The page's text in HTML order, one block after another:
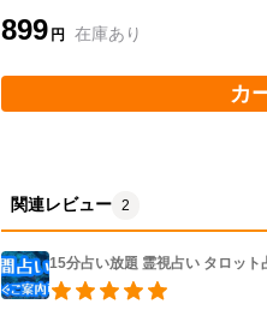
899 円 在庫あり
カ
関連レビュー 2
15分占い放題 霊視占い タロッ